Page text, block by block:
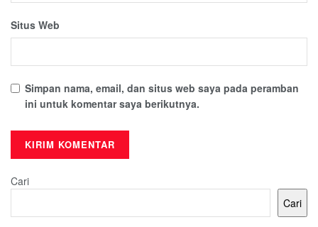
Situs Web
Simpan nama, email, dan situs web saya pada peramban
ini untuk komentar saya berikutnya.
Cari
Cari